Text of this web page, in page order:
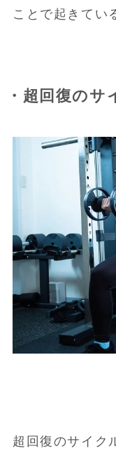
ことで起きてい
・超回復のサ
超回復のサイク